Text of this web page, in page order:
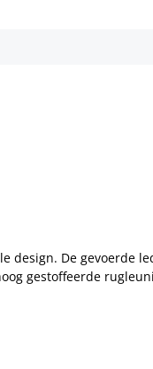
design. De gevoerde
gestoffeerde